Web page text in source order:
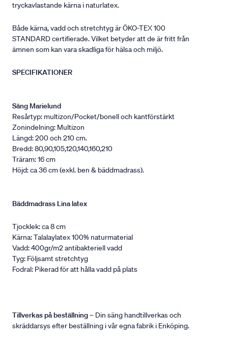
tryckavlastande kärna i naturlatex.
Både kärna, vadd och stretchtyg är ÖKO-TEX 100
STANDARD certifierade. Vilket betyder att de är fritt från
ämnen som kan vara skadliga för hälsa och miljö.
SPECIFIKATIONER
Säng Marielund
Resårtyp: multizon/Pocket/bonell och kantförstärkt
Zonindelning: Multizon
Längd: 200 och 210 cm.
Bredd: 80,90,105,120,140,160,210
Träram: 16 cm
Höjd: ca 36 cm (exkl. ben & bäddmadrass).
Bäddmadrass Lina latex
Tjocklek: ca 8 cm
Kärna: Talalaylatex 100% naturmaterial
Vadd: 400gr/m2 antibakteriell vadd
Tyg: Följsamt stretchtyg
Fodral: Pikerad för att hålla vadd på plats
Tillverkas på beställning– Din säng handtillverkas och
skräddarsys efter beställning i vår egna fabrik i Enköping.